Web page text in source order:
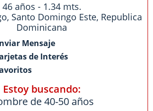
46 años - 1.34 mts.
, Santo Domingo Este, Republica
Dominicana
Mensaje
de Interés
Estoy buscando:
de 40-50 años